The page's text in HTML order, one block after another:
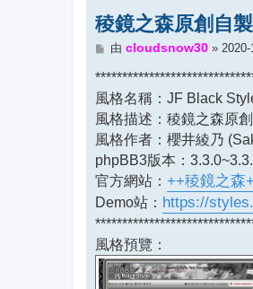
稜鏡之森原創自
文
由 cloudsnow30»
風格名稱：JF Black
風格描述：稜鏡之森原
風格作者：櫻井綾乃
phpBB3版本：
官方網站： ++稜鏡之森
Demo站： https://
風格預覽：